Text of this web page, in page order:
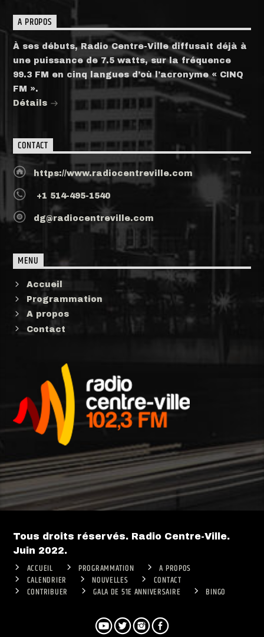
A PROPOS
À ses débuts, Radio Centre-Ville diffusait déjà à
une puissance de 7.5 watts, sur la fréquence
99.3 FM en cinq langues d’où l’acronyme « CINQ
FM ».
Détails
CONTACT
https://www.radiocentreville.com
+1 514-495-1540
dg@radiocentreville.com
MENU
Accueil
Programmation
A propos
Contact
Tous droits réservés. Radio Centre-Ville.
Juin 2022.
ACCUEIL PROGRAMMATION
A PROPOS
CALENDRIER
NOUVELLES
CONTACT
CONTRIBUER
GALA DE 51E ANNIVERSAIRE BINGO